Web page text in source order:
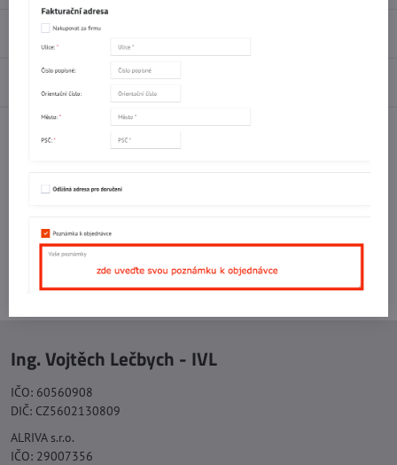
Recenze 0
FacebookTwitterBlueskyPinterest
Potřebujete poradit s objednávkou?
+420 577 523 563
Ing. Vojtěch Lečbych - IVL
IČO: 60560908
DIČ: CZ5602130809
ALRIVA s.r.o.
IČO: 29007356